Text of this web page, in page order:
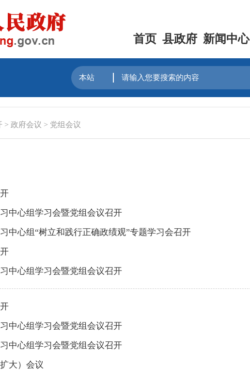
首页 县政府 新闻中心
> 政府会议 > 党组会议
中心组学习会暨党组会议召开
中心组“树立和践行正确政绩观”专题学习会召开
中心组学习会暨党组会议召开
中心组学习会暨党组会议召开
中心组学习会暨党组会议召开
大）会议